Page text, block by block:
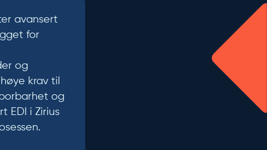
avansert
for
og
krav til
og
EDI i Zirius